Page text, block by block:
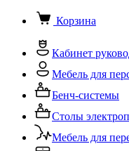
Корзина
Кабинет
Мебель для
Бенч-системы
Столы
Мебель для